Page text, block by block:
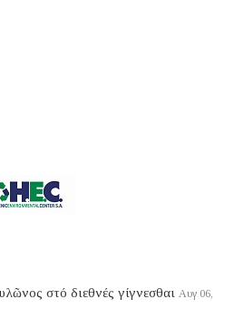
στό διεθνές γίγνεσθαι Αυγ 06,